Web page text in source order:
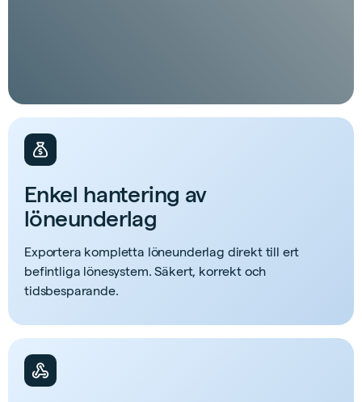
Enkel hantering av
löneunderlag
Exportera kompletta löneunderlag direkt till ert
befintliga lönesystem. Säkert, korrekt och
tidsbesparande.